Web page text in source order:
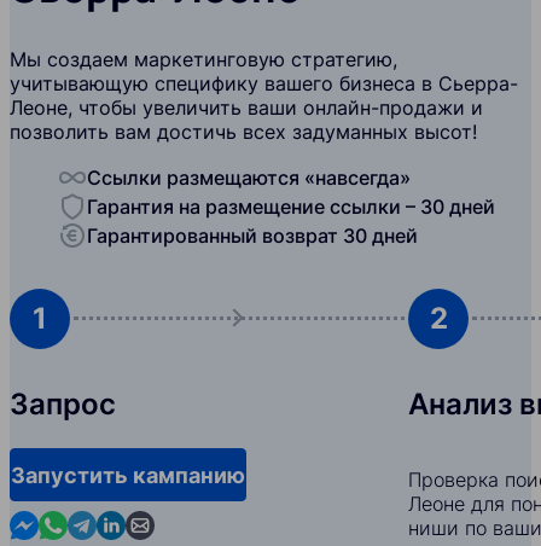
Мы создаем маркетинговую стратегию,
учитывающую специфику вашего бизнеса в Сьерра-
Леоне, чтобы увеличить ваши онлайн-продажи и
позволить вам достичь всех задуманных высот!
Ссылки размещаются «навсегда»
Гарантия на размещение ссылки – 30 дней
Гарантированный возврат 30 дней
1
Запрос
Запустить кампанию
Contact us in Messenger
Contact us in WhatsApp
Contact us in Telegram
Contact us in Linkedin
Contact us by email
2
Анализ
Проверка
Леоне для
ниши по